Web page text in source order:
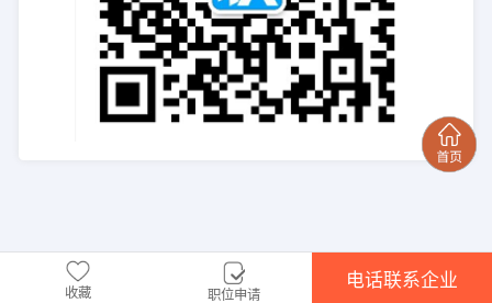
收藏 职位申请
电话联系企业